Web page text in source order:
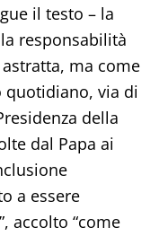
il testo – la
responsabilità
ma come
quotidiano, via di
della
dal Papa ai
a essere
accolto “come